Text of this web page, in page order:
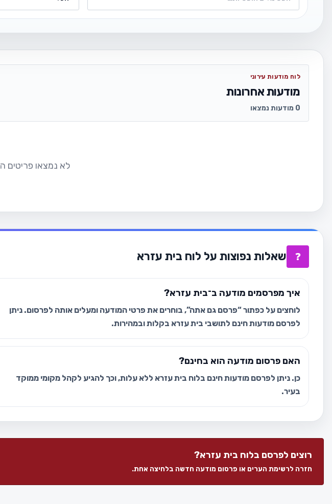
לוח מודעות עירוני
מודעות אחרונות
0 מודעות נמצאו
לא נמצאו פריטים
❓ שאלות נפוצות על לוח בית עזרא
איך מפרסמים מודעה ב־בית עזרא?
לוחצים על כפתור “פרסם גם אתה”, בוחרים את פרטי המודעה ומעלים אותה לפרסום. ניתן
לפרסם מודעות חינם לתושבי בית עזרא בקלות ובמהירות.
האם פרסום מודעה הוא בחינם?
כן. ניתן לפרסם מודעות חינם בלוח בית עזרא ללא עלות, וכך להגיע לקהל מקומי ממוקד
בעיר.
רוצים לפרסם בלוח בית עזרא?
חזרה לרשימת הערים או פרסום מודעה חדשה בלחיצה אחת.